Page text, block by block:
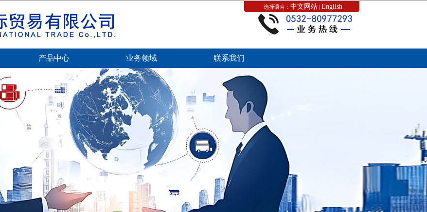
选择语言： 中文网站| English
产品中心 业务领域 联系我们